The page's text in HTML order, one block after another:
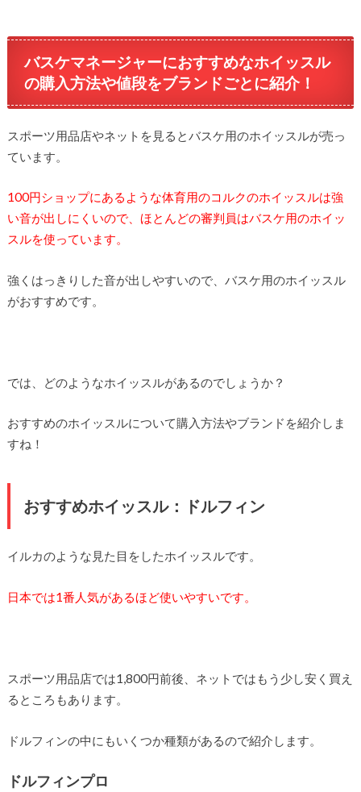
バスケマネージャーにおすすめなホイッスル
の購入方法や値段をブランドごとに紹介！
スポーツ用品店やネットを見るとバスケ用のホイッスルが売っ
ています。
100円ショップにあるような体育用のコルクのホイッスルは強
い音が出しにくいので、ほとんどの審判員はバスケ用のホイッ
スルを使っています。
強くはっきりした音が出しやすいので、バスケ用のホイッスル
がおすすめです。
では、どのようなホイッスルがあるのでしょうか？
おすすめのホイッスルについて購入方法やブランドを紹介しま
すね！
おすすめホイッスル：ドルフィン
イルカのような見た目をしたホイッスルです。
日本では1番人気があるほど使いやすいです。
スポーツ用品店では1,800円前後、ネットではもう少し安く買え
るところもあります。
ドルフィンの中にもいくつか種類があるので紹介します。
ドルフィンプロ